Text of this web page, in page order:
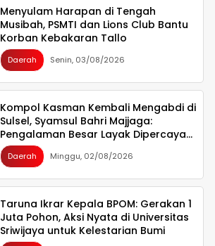
Menyulam Harapan di Tengah
Musibah, PSMTI dan Lions Club Bantu
Korban Kebakaran Tallo
Daerah Senin, 03/08/2026
Kompol Kasman Kembali Mengabdi di
Sulsel, Syamsul Bahri Majjaga:
Pengalaman Besar Layak Dipercaya
Memimpin
Daerah Minggu, 02/08/2026
Taruna Ikrar Kepala BPOM: Gerakan 1
Juta Pohon, Aksi Nyata di Universitas
Sriwijaya untuk Kelestarian Bumi